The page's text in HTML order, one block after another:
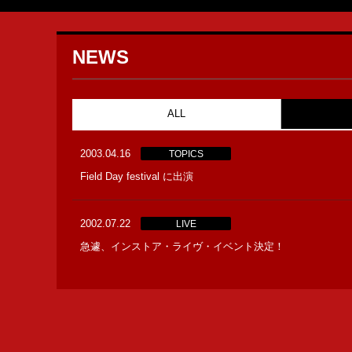
NEWS
ALL
2003.04.16 TOPICS
Field Day festival に出演
2002.07.22 LIVE
急遽、インストア・ライヴ・イベント決定！